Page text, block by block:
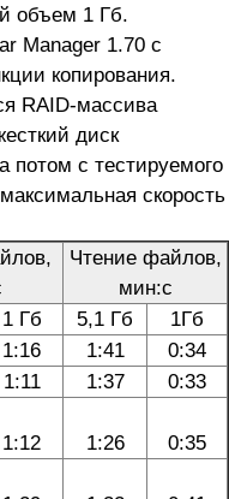
объем 1 Гб.
Manager 1.70 с
копирования.
RAID-массива
диск
потом с тестируемого
скорость
Чтение файлов,
мин:с
1 Гб 5,1 Гб
1Гб
1:16 1:41
0:34
1:11 1:37
0:33
1:12 1:26
0:35